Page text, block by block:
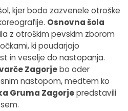
kjer bodo zazvenele otroške
Osnovna šola
z otroškim pevskim zborom
ki poudarjajo
in veselje do nastopanja.
Zagorjebo oder
nastopom, medtem ko
Gruma Zagorjepredstavili